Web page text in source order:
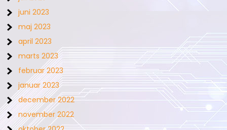
juni 2023
maj 2023
april 2023
marts 2023
februar 2023
januar 2023
december 2022
november 2022